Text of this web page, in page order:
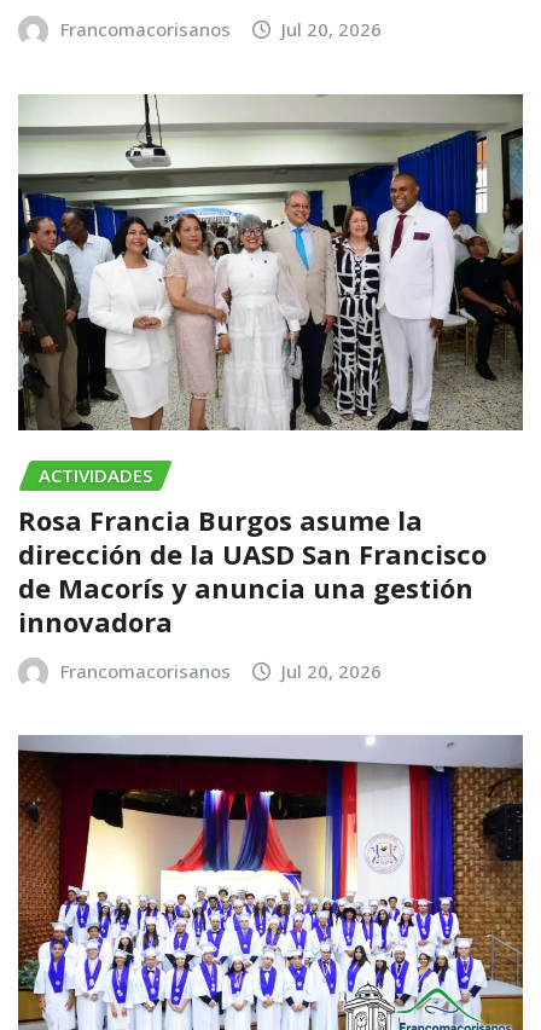
Francomacorisanos Jul 20, 2026
ACTIVIDADES
Rosa Francia Burgos asume la
dirección de la UASD San Francisco
de Macorís y anuncia una gestión
innovadora
Francomacorisanos Jul 20, 2026